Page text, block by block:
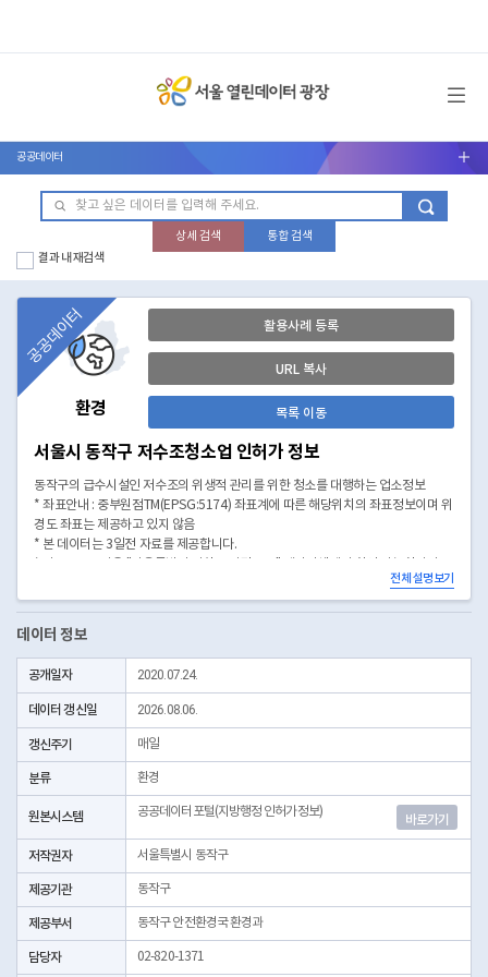
메뉴 열기
공공데이터 서브메뉴 열기
상세 검색
통합 검색
결과 내 재검색
환경
공공데이터 활용사례 등록
URL 복사
목록 이동
서울시 동작구 저수조청소업 인허가 정보
동작구의 급수시설인 저수조의 위생적 관리를 위한 청소를 대행하는 업소정보
* 좌표안내 : 중부원점TM(EPSG:5174) 좌표계에 따른 해당위치의 좌표정보이며 위
경도 좌표는 제공하고 있지 않음
* 본 데이터는 3일전 자료를 제공합니다.
(https://data.seoul.go.kr/dataList/OA-22872/S/1/datasetView.do)전체 설명보기
데이터 정보
공개일자 2020.07.24.
데이터 갱신일 2026.08.06.
갱신주기 매일
분류 환경
원본시스템 공공데이터포털(지방행정 인허가정보)
바로가기
저작권자 서울특별시 동작구
제공기관 동작구
제공부서 동작구 안전환경국 환경과
담당자 02-820-1371